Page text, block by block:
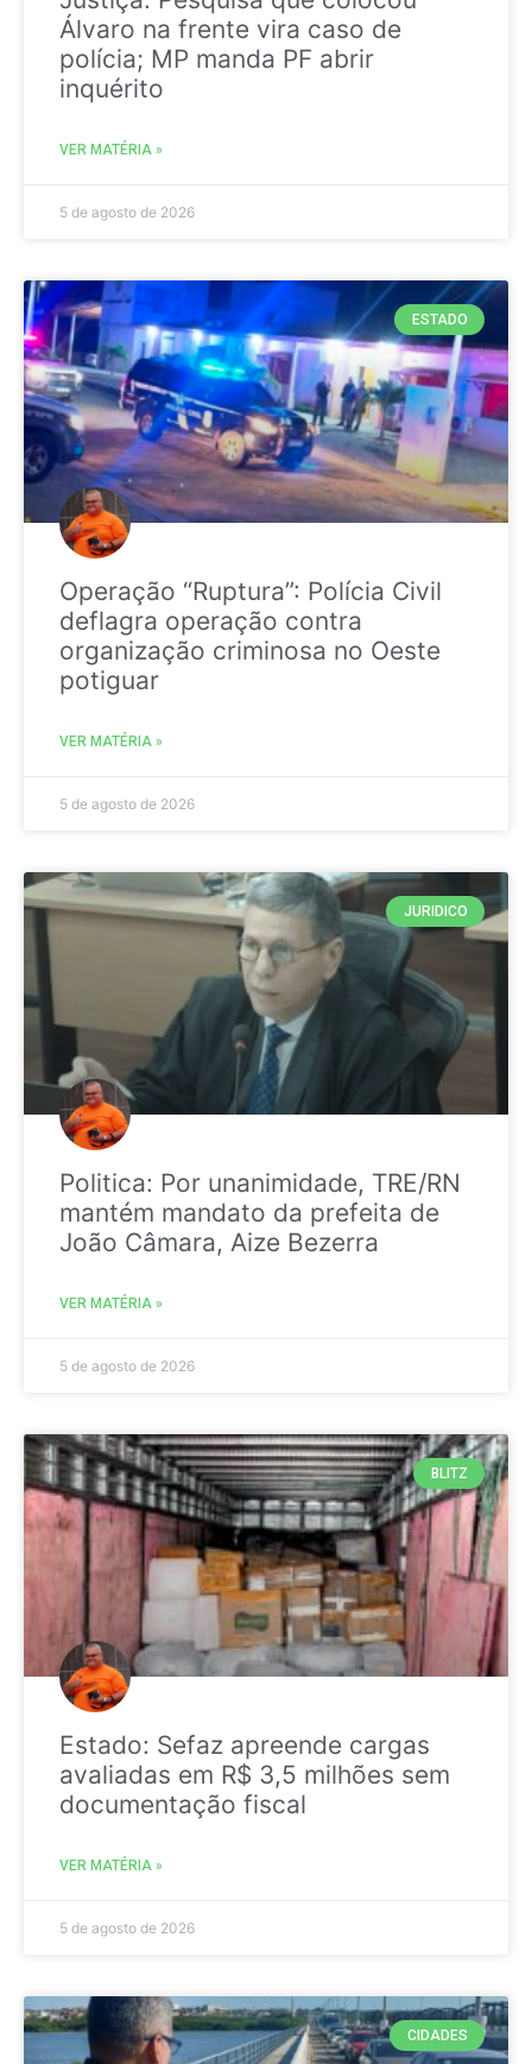
Álvaro na frente vira caso de
polícia; MP manda PF abrir
inquérito
VER MATÉRIA »
5 de agosto de 2026
ESTADO
Operação “Ruptura”: Polícia Civil
deflagra operação contra
organização criminosa no Oeste
potiguar
VER MATÉRIA »
5 de agosto de 2026
JURIDICO
Politica: Por unanimidade, TRE/RN
mantém mandato da prefeita de
João Câmara, Aize Bezerra
VER MATÉRIA »
5 de agosto de 2026
BLITZ
Estado: Sefaz apreende cargas
avaliadas em R$ 3,5 milhões sem
documentação fiscal
VER MATÉRIA »
5 de agosto de 2026
CIDADES